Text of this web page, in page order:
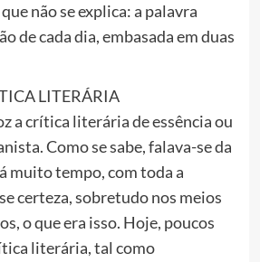
não se explica: a palavra
de cada dia, embasada em duas
LITERÁRIA
a crítica literária de essência ou
Como se sabe, falava-se da
muito tempo, com toda a
certeza, sobretudo nos meios
o que era isso. Hoje, poucos
literária, tal como